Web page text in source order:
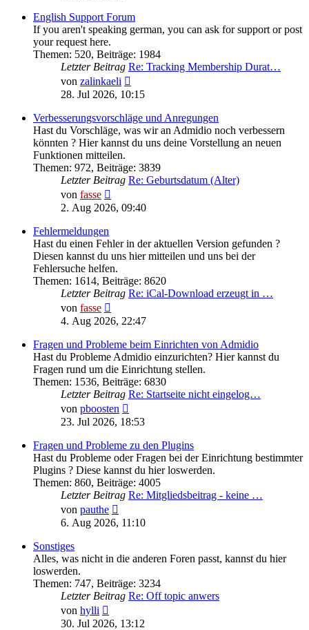
English Support Forum
If you aren't speaking german, you can ask for support or post
your request here.
Themen: 520, Beiträge: 1984
Letzter Beitrag Re: Tracking Membership Durat…
von zalinkaeli
Beitrag
28. Jul 2026, 10:15
Verbesserungsvorschläge und Anregungen
Hast du Vorschläge, was wir an Admidio noch verbessern
könnten ? Hier kannst du uns deine Vorstellung an neuen
Funktionen mitteilen.
Themen: 972, Beiträge: 3839
Letzter Beitrag Re: Geburtsdatum (Alter)
von fasse
Beitrag
2. Aug 2026, 09:40
Fehlermeldungen
Hast du einen Fehler in der aktuellen Version gefunden ?
Diesen kannst du uns hier mitteilen und uns bei der
Fehlersuche helfen.
Themen: 1614, Beiträge: 8620
Letzter Beitrag Re: iCal-Download erzeugt in …
von fasse
Beitrag
4. Aug 2026, 22:47
Fragen und Probleme beim Einrichten von Admidio
Hast du Probleme Admidio einzurichten? Hier kannst du
Fragen rund um die Einrichtung stellen.
Themen: 1536, Beiträge: 6830
Letzter Beitrag Re: Startseite nicht eingelog…
von pboosten
Beitrag
23. Jul 2026, 18:53
Fragen und Probleme zu den Plugins
Hast du Probleme oder Fragen bei der Einrichtung bestimmter
Plugins ? Diese kannst du hier loswerden.
Themen: 860, Beiträge: 4005
Letzter Beitrag Re: Mitgliedsbeitrag - keine …
von pauthe
Beitrag
6. Aug 2026, 11:10
Sonstiges
Alles, was nicht in die anderen Foren passt, kannst du hier
loswerden.
Themen: 747, Beiträge: 3234
Letzter Beitrag Re: Off topic anwers
von hylli
Beitrag
30. Jul 2026, 13:12